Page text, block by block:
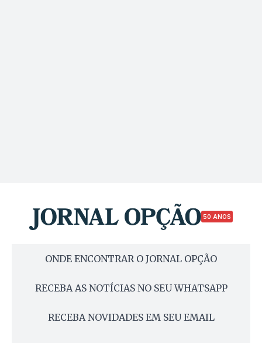
50 ANOS
ONDE ENCONTRAR O JORNAL OPÇÃO
RECEBA AS NOTÍCIAS NO SEU WHATSAPP
RECEBA NOVIDADES EM SEU EMAIL